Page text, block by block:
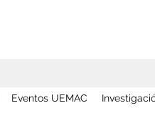
Eventos UEMAC